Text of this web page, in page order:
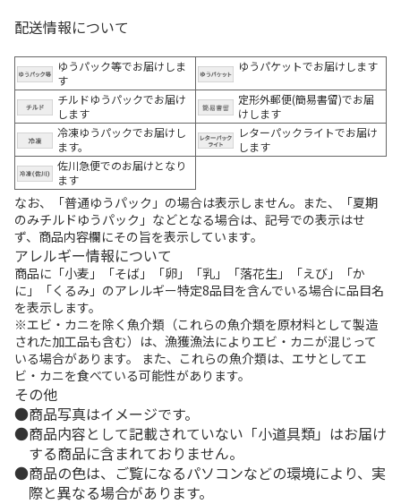
配送情報について
ゆうパック等でお届けしま
す
ゆうパケットでお届けします
チルドゆうパックでお届け
します
定形外郵便(簡易書留)でお届
けします
冷凍ゆうパックでお届けし
ます。
レターパックライトでお届け
します
佐川急便でのお届けとなり
ます
なお、「普通ゆうパック」の場合は表示しません。また、「夏期
のみチルドゆうパック」などとなる場合は、記号での表示はせ
ず、商品内容欄にその旨を表示しています。
アレルギー情報について
商品に「小麦」「そば」「卵」「乳」「落花生」「えび」「か
に」「くるみ」のアレルギー特定8品目を含んでいる場合に品目名
を表示します。
※エビ・カニを除く魚介類（これらの魚介類を原材料として製造
された加工品も含む）は、漁獲漁法によりエビ・カニが混じって
いる場合があります。 また、これらの魚介類は、エサとしてエ
ビ・カニを食べている可能性があります。
その他
商品写真はイメージです。
商品内容として記載されていない「小道具類」はお届け
する商品に含まれておりません。
商品の色は、ご覧になるパソコンなどの環境により、実
際と異なる場合があります。